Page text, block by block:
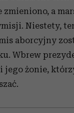
a
Niestety,
aborcyjny
Wbrew
jego żonie,